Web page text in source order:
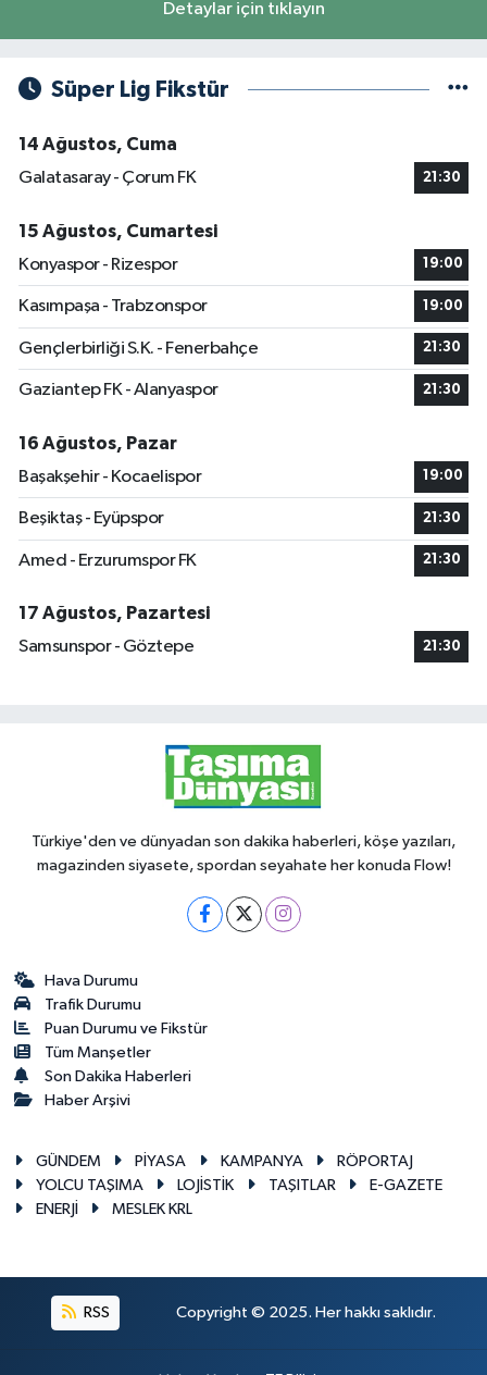
Detaylar için tıklayın
Süper Lig Fikstür
14 Ağustos, Cuma
Galatasaray - Çorum FK
21:30
15 Ağustos, Cumartesi
Konyaspor - Rizespor
19:00
Kasımpaşa - Trabzonspor 19:00
Gençlerbirliği S.K. - Fenerbahçe 21:30
Gaziantep FK - Alanyaspor 21:30
16 Ağustos, Pazar
Başakşehir - Kocaelispor
19:00
Beşiktaş - Eyüpspor 21:30
Amed - Erzurumspor FK 21:30
17 Ağustos, Pazartesi
Samsunspor - Göztepe
21:30
Türkiye'den ve dünyadan son dakika haberleri, köşe yazıları,
magazinden siyasete, spordan seyahate her konuda Flow!
Hava Durumu
Trafik Durumu
Puan Durumu ve Fikstür
Tüm Manşetler
Son Dakika Haberleri
Haber Arşivi
GÜNDEM PİYASA KAMPANYA
RÖPORTAJ
YOLCU TAŞIMA
LOJİSTİK TAŞITLAR
E-GAZETE
ENERJİ
MESLEK KRL
RSS Copyright © 2025. Her hakkı saklıdır.